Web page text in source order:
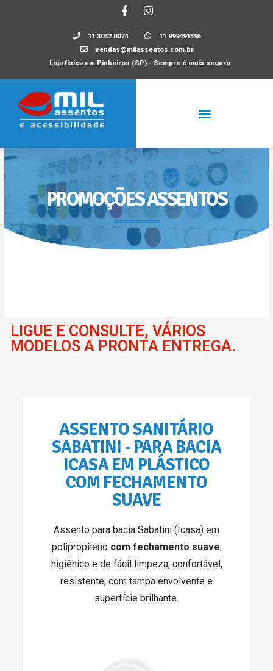
11.3032.0074
11.999491395
vendas@milassentos.com.br
Loja física em Pinheiros (SP) - Sempre é mais seguro
PROMOÇÕES ASSENTOS
LIGUE E CONSULTE, VÁRIOS
MODELOS A PRONTA ENTREGA.
ASSENTO SANITÁRIO
SABATINI - PARA BACIA
ICASA EM PLÁSTICO
COM FECHAMENTO
SUAVE
Assento para bacia Sabatini (Icasa) em
polipropileno com fechamento suave,
higiênico e de fácil limpeza, confortável,
resistente, com tampa envolvente e
superfície brilhante.